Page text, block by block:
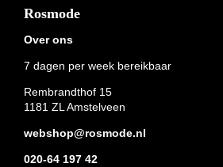
Footer
Rosmode
Over ons
7 dagen per week bereikbaar
Rembrandthof 15
1181 ZL Amstelveen
webshop@rosmode.nl
020-64 197 42